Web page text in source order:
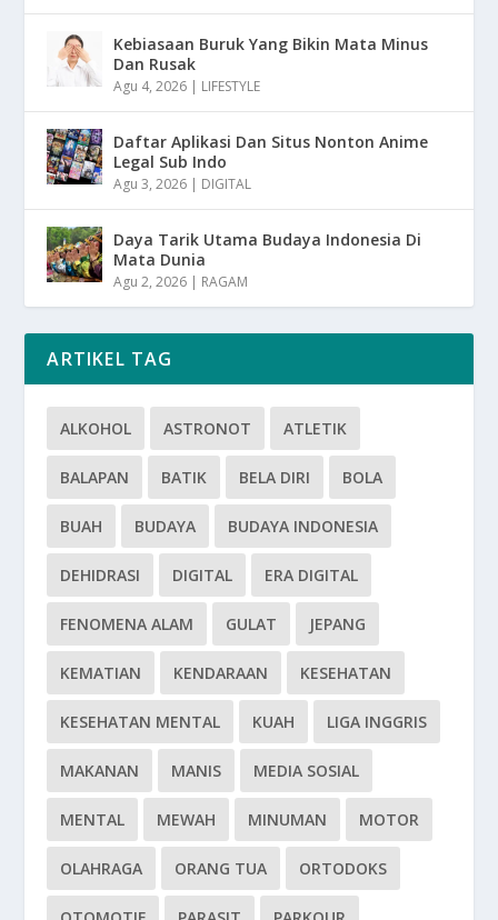
Kebiasaan Buruk Yang Bikin Mata Minus
Dan Rusak
Agu 4, 2026 | LIFESTYLE
Daftar Aplikasi Dan Situs Nonton Anime
Legal Sub Indo
Agu 3, 2026 | DIGITAL
Daya Tarik Utama Budaya Indonesia Di
Mata Dunia
Agu 2, 2026 | RAGAM
ARTIKEL TAG
ALKOHOL ASTRONOT ATLETIK
BALAPAN BATIK BELA DIRI BOLA
BUAH BUDAYA BUDAYA INDONESIA
DEHIDRASI DIGITAL ERA DIGITAL
FENOMENA ALAM GULAT JEPANG
KEMATIAN KENDARAAN KESEHATAN
KESEHATAN MENTAL KUAH LIGA INGGRIS
MAKANAN MANIS MEDIA SOSIAL
MENTAL MEWAH MINUMAN MOTOR
OLAHRAGA ORANG TUA ORTODOKS